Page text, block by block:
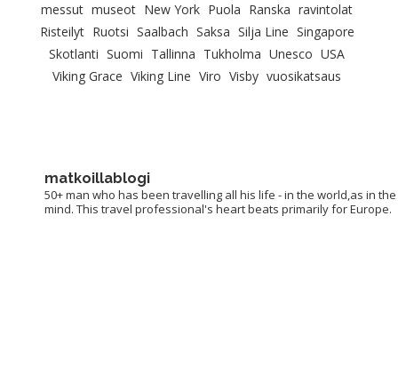
messut museot New York Puola Ranska ravintolat
Risteilyt Ruotsi Saalbach Saksa Silja Line Singapore
Skotlanti Suomi Tallinna Tukholma Unesco USA
Viking Grace Viking Line Viro Visby vuosikatsaus
matkoillablogi
50+ man who has been travelling all his life - in the world,as in the
mind. This travel professional's heart beats primarily for Europe.